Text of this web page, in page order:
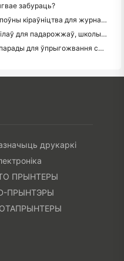
забураць?
Як выбраць кішэнны фотапрынтер: поўны кіраўніцтва для журналістаў, падарожжаў і карыстальнікаў iPhone
Лепшы пераносны друкар без чарнілаў для падарожжаў, школы і мабільнай працы: Hanin MT620 Pro Review
Міні Фота Ідэі распрацоўкі сцены і парады для ўпрыгожвання спальні і спальні
друкаркі
ПРЫНТЕРЫ
ПРЫНТЭРЫ